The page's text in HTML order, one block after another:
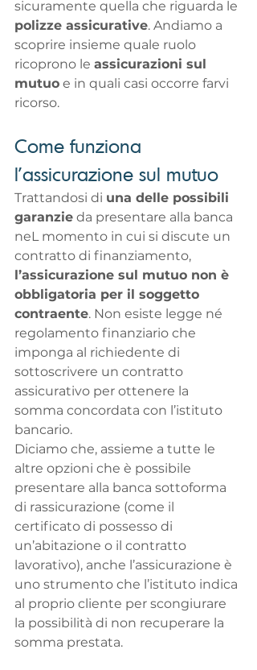
sicuramente quella che riguarda le
polizze assicurative. Andiamo a
scoprire insieme quale ruolo
ricoprono le assicurazioni sul
mutuo e in quali casi occorre farvi
ricorso.
Come funziona
l’assicurazione sul mutuo
Trattandosi di una delle possibili
garanzie da presentare alla banca
neL momento in cui si discute un
contratto di finanziamento,
l’assicurazione sul mutuo non è
obbligatoria per il soggetto
contraente. Non esiste legge né
regolamento finanziario che
imponga al richiedente di
sottoscrivere un contratto
assicurativo per ottenere la
somma concordata con l’istituto
bancario.
Diciamo che, assieme a tutte le
altre opzioni che è possibile
presentare alla banca sottoforma
di rassicurazione (come il
certificato di possesso di
un’abitazione o il contratto
lavorativo), anche l’assicurazione è
uno strumento che l’istituto indica
al proprio cliente per scongiurare
la possibilità di non recuperare la
somma prestata.